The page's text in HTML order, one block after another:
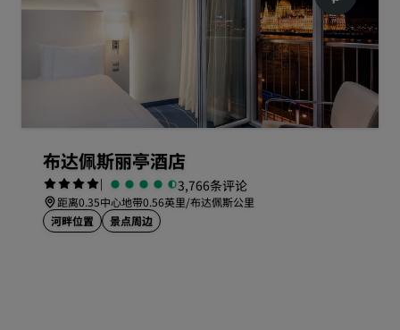
布达佩斯丽亭酒店
| 3,766条评论
距离0.35中心地带0.56英里/布达佩斯公里
河畔位置
景点周边